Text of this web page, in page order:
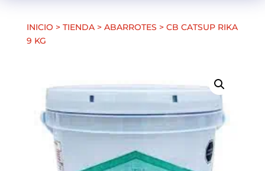
INICIO > TIENDA> ABARROTES > CB CATSUP RIKA
9 KG